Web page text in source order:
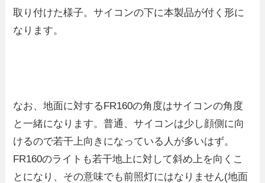
取り付けた様子。サイコンの下に本製品が付く形に
なります。
なお、地面に対するFR160の角度はサイコンの角度
と一緒になります。普通、サイコンは少し顔側に向
けるので若干上向きになっている人が多いはず。
FR160のライトも若干地上に対して斜め上を向くこ
とになり、その意味でも前照灯にはなりません(地面